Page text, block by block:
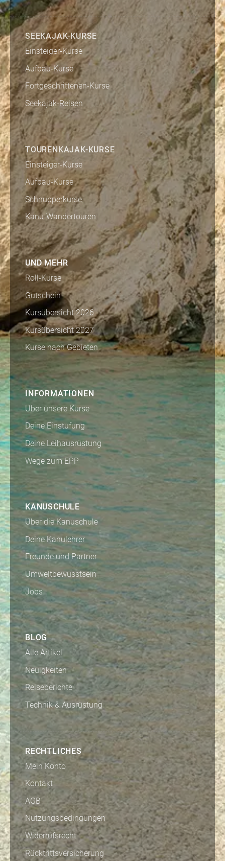
SEEKAJAK-KURSE
Einsteiger-Kurse
Aufbau-Kurse
Fortgeschrittenen-Kurse
Seekajak-Reisen
TOURENKAJAK-KURSE
Einsteiger-Kurse
Aufbau-Kurse
Schnupperkurse
Kanu-Wandertouren
UND MEHR
Roll-Kurse
Gutschein
Kursübersicht 2026
Kursübersicht 2027
Kurse nach Gebieten
INFORMATIONEN
Über unsere Kurse
Deine Einstufung
Deine Leihausrüstung
Wege zum EPP
KANUSCHULE
Über die Kanuschule
Deine Kanulehrer
Freunde und Partner
Umweltbewusstsein
Jobs
BLOG
Alle Artikel
Neuigkeiten
Reiseberichte
Technik & Ausrüstung
RECHTLICHES
Mein Konto
Kontakt
AGB
Nutzungsbedingungen
Widerrufsrecht
Rücktrittsversicherung